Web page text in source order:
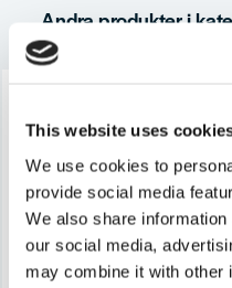
This website uses
We use cookies to
provide social media
We also share
our social media,
may combine it with other
Andra produkter i